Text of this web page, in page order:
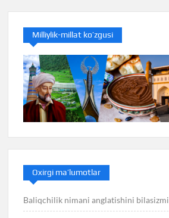
Milliylik-millat ko’zgusi
Oxirgi ma’lumotlar
Baliqchilik nimani anglatishini bilasizmi